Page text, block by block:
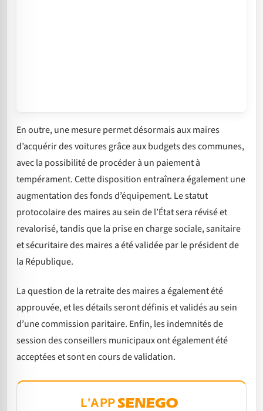
En outre, une mesure permet désormais aux maires
d’acquérir des voitures grâce aux budgets des communes,
avec la possibilité de procéder à un paiement à
tempérament. Cette disposition entraînera également une
augmentation des fonds d’équipement. Le statut
protocolaire des maires au sein de l’État sera révisé et
revalorisé, tandis que la prise en charge sociale, sanitaire
et sécuritaire des maires a été validée par le président de
la République.
La question de la retraite des maires a également été
approuvée, et les détails seront définis et validés au sein
d’une commission paritaire. Enfin, les indemnités de
session des conseillers municipaux ont également été
acceptées et sont en cours de validation.
L'APP